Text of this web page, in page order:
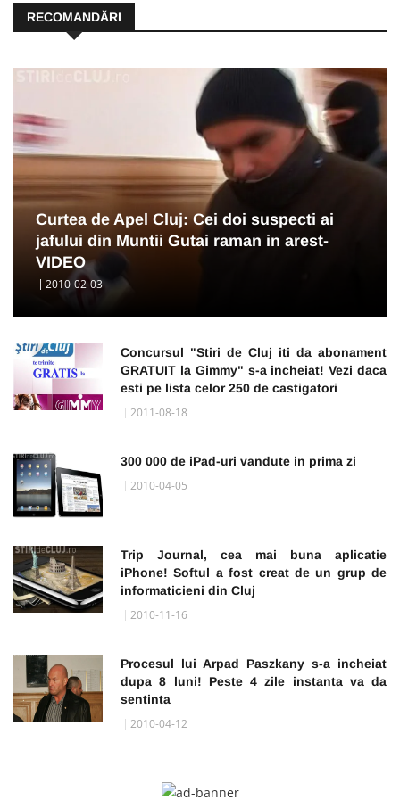
RECOMANDĂRI
Curtea de Apel Cluj: Cei doi suspecti ai
jafului din Muntii Gutai raman in arest-
VIDEO
2010-02-03
Concursul "Stiri de Cluj iti da abonament
GRATUIT la Gimmy" s-a incheiat! Vezi daca
esti pe lista celor 250 de castigatori
2011-08-18
300 000 de iPad-uri vandute in prima zi
2010-04-05
Trip Journal, cea mai buna aplicatie
iPhone! Softul a fost creat de un grup de
informaticieni din Cluj
2010-11-16
Procesul lui Arpad Paszkany s-a incheiat
dupa 8 luni! Peste 4 zile instanta va da
sentinta
2010-04-12